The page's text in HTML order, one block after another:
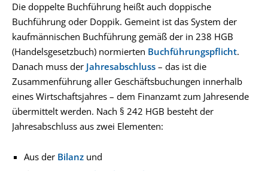
Die doppelte Buchführung heißt auch doppische
Buchführung oder Doppik. Gemeint ist das System der
kaufmännischen Buchführung gemäß der in 238 HGB
(Handelsgesetzbuch) normierten Buchführungspflicht.
Danach muss der Jahresabschluss – das ist die
Zusammenführung aller Geschäftsbuchungen innerhalb
eines Wirtschaftsjahres – dem Finanzamt zum Jahresende
übermittelt werden. Nach § 242 HGB besteht der
Jahresabschluss aus zwei Elementen:
Aus der Bilanz und